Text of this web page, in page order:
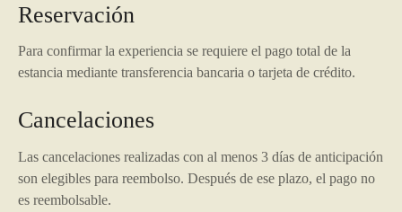
Reservación
Para confirmar la experiencia se requiere el pago total de la
estancia mediante transferencia bancaria o tarjeta de crédito.
Cancelaciones
Las cancelaciones realizadas con al menos 3 días de anticipación
son elegibles para reembolso. Después de ese plazo, el pago no
es reembolsable.